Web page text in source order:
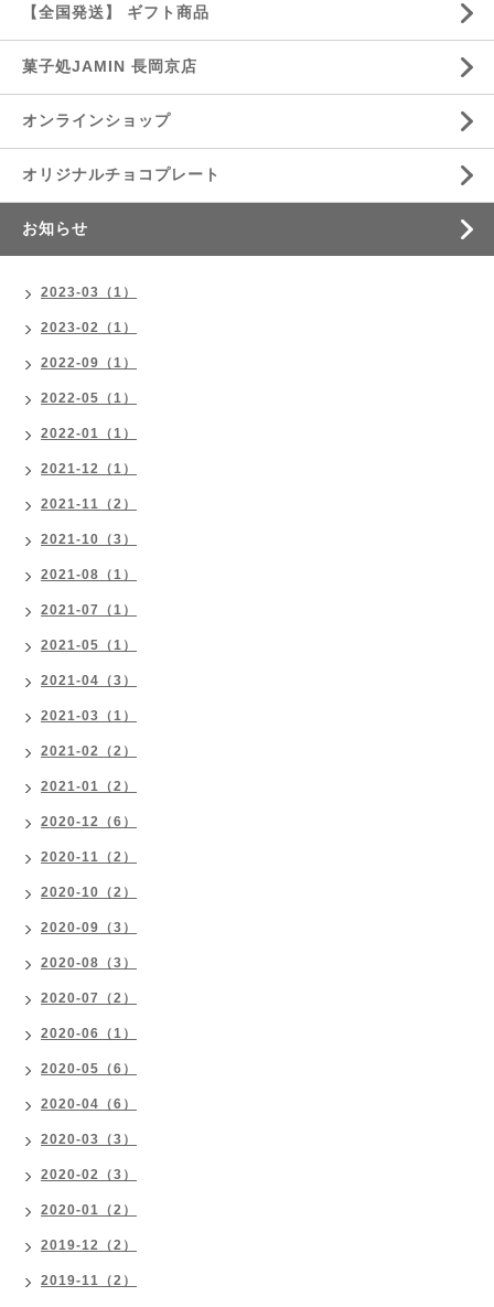
【全国発送】 ギフト商品
菓子処JAMIN 長岡京店
オンラインショップ
オリジナルチョコプレート
お知らせ
2023-03（1）
2023-02（1）
2022-09（1）
2022-05（1）
2022-01（1）
2021-12（1）
2021-11（2）
2021-10（3）
2021-08（1）
2021-07（1）
2021-05（1）
2021-04（3）
2021-03（1）
2021-02（2）
2021-01（2）
2020-12（6）
2020-11（2）
2020-10（2）
2020-09（3）
2020-08（3）
2020-07（2）
2020-06（1）
2020-05（6）
2020-04（6）
2020-03（3）
2020-02（3）
2020-01（2）
2019-12（2）
2019-11（2）